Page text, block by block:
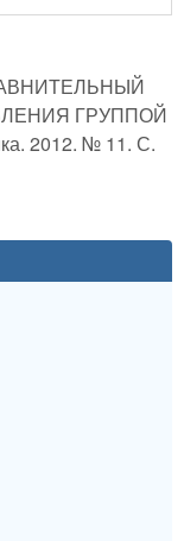
ГРУППОЙ
2012. № 11. С.